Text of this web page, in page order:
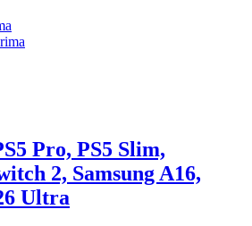
Pro, PS5 Slim,
2, Samsung A16,
Ultra